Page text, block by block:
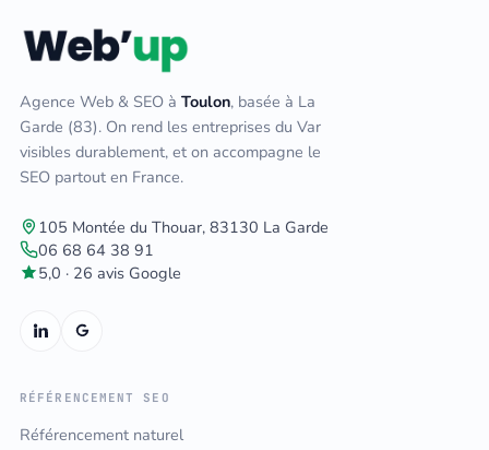
Agence Web & SEO à Toulon, basée à La
Garde (83). On rend les entreprises du Var
visibles durablement, et on accompagne le
SEO partout en France.
105 Montée du Thouar, 83130 La Garde
06 68 64 38 91
5,0 · 26 avis Google
RÉFÉRENCEMENT SEO
Référencement naturel